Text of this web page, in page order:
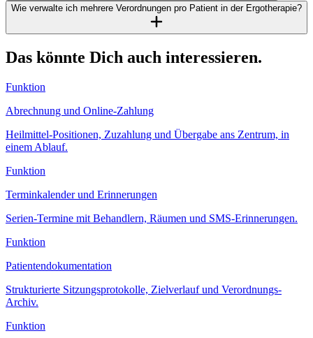
Wie verwalte ich mehrere Verordnungen pro Patient in der Ergotherapie?
Das könnte Dich auch interessieren.
Funktion
Abrechnung und Online-Zahlung
Heilmittel-Positionen, Zuzahlung und Übergabe ans Zentrum, in
einem Ablauf.
Funktion
Terminkalender und Erinnerungen
Serien-Termine mit Behandlern, Räumen und SMS-Erinnerungen.
Funktion
Patientendokumentation
Strukturierte Sitzungsprotokolle, Zielverlauf und Verordnungs-
Archiv.
Funktion